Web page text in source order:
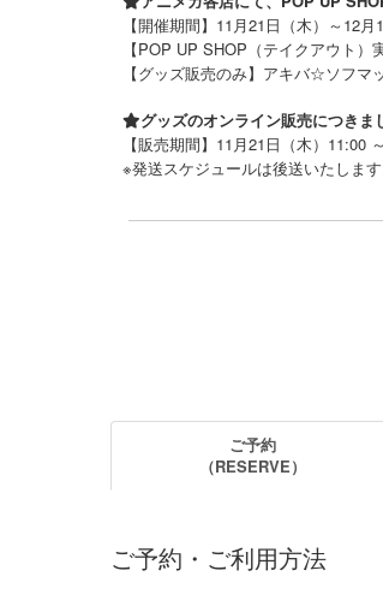
【開催期間】11月21日（木）～12月
【POP UP SHOP（テイクアウト
【グッズ販売のみ】アキバ☆ソフマ
グッズのオンライン販売につきま
【販売期間】11月21日（木）11:00
※発送スケジュールは後送いたします
ご予約
（RESERVE）
ご予約・ご利用方法